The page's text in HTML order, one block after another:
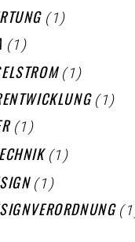
(1)
(1)
(1)
(1)
(1)
(1)
(1)